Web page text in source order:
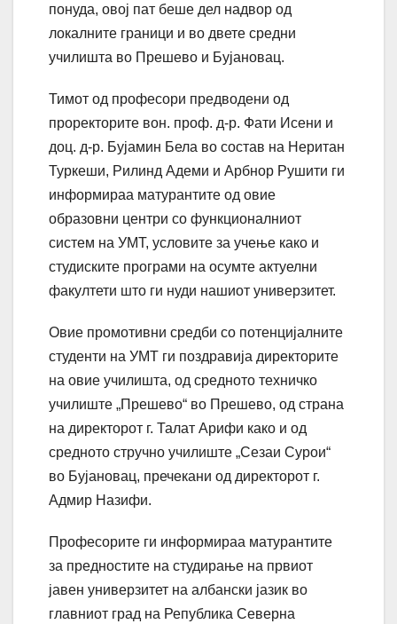
понуда, овој пат беше дел надвор од
локалните граници и во двете средни
училишта во Прешево и Бујановац.
Тимот од професори предводени од
проректорите вон. проф. д-р. Фати Исени и
доц. д-р. Бујамин Бела во состав на Неритан
Туркеши, Рилинд Адеми и Арбнор Рушити ги
информираа матурантите од овие
образовни центри со функционалниот
систем на УМТ, условите за учење како и
студиските програми на осумте актуелни
факултети што ги нуди нашиот универзитет.
Овие промотивни средби со потенцијалните
студенти на УМТ ги поздравија директорите
на овие училишта, од средното техничко
училиште „Прешево“ во Прешево, од страна
на директорот г. Талат Арифи како и од
средното стручно училиште „Сезаи Сурои“
во Бујановац, пречекани од директорот г.
Адмир Назифи.
Професорите ги информираа матурантите
за предностите на студирање на првиот
јавен универзитет на албански јазик во
главниот град на Република Северна